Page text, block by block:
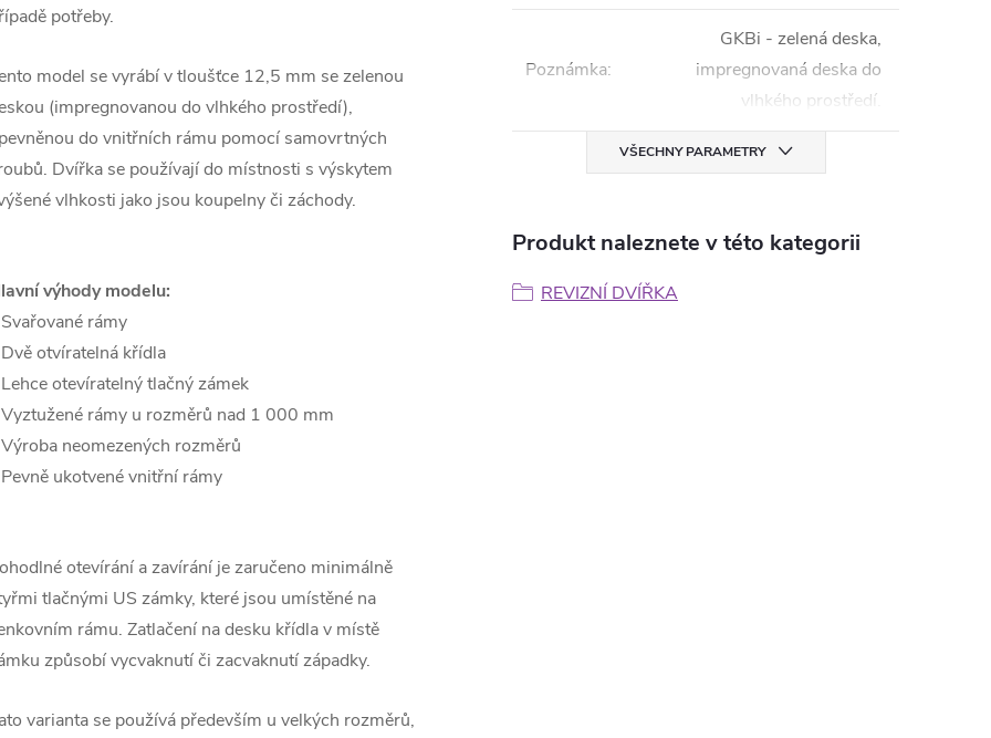
potřeby.
model se vyrábí v tloušťce 12,5 mm se zelenou
(impregnovanou do vlhkého prostředí),
do vnitřních rámu pomocí samovrtných
Dvířka se používají do místnosti s výskytem
vlhkosti jako jsou koupelny či záchody.
výhody modelu:
rámy
otvíratelná křídla
otevíratelný tlačný zámek
rámy u rozměrů nad 1 000 mm
neomezených rozměrů
ukotvené vnitřní rámy
otevírání a zavírání je zaručeno minimálně
tlačnými US zámky, které jsou umístěné na
rámu. Zatlačení na desku křídla v místě
způsobí vycvaknutí či zacvaknutí západky.
varianta se používá především u velkých rozměrů,
Poznámka:
GKBi - zelená deska,
impregnovaná deska do
vlhkého prostředí.
VŠECHNY PARAMETRY
Produkt naleznete v této kategorii
REVIZNÍ DVÍŘKA